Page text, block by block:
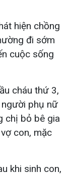
hiện chồng
đi sớm
cuộc sống
cháu thứ 3,
phụ nữ
chị bỏ bê gia
con, mặc
khi sinh con,